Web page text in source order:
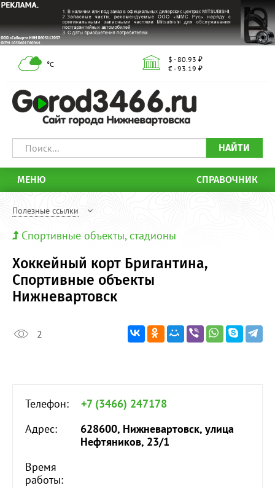
°С
$ - 80.93 ₽
€ - 93.19 ₽
НАЙТИ
МЕНЮ СПРАВОЧНИК
Полезные ссылки
Спортивные объекты, стадионы
Хоккейный корт Бригантина,
Спортивные объекты
Нижневартовск
2
Телефон:
+7 (3466) 247178
Адрес:
628600, Нижневартовск, улица
Нефтяников, 23/1
Время
работы: